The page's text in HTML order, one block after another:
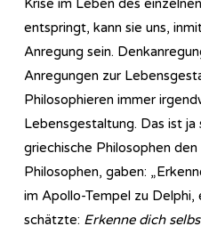
Krise im Leben des
entspringt, kann sie uns,
Anregung sein.
Anregungen zur
Philosophieren immer
Lebensgestaltung. Das ist ja
griechische Philosophen
Philosophen, gaben:
im Apollo-Tempel zu
schätzte: Erkenne dich